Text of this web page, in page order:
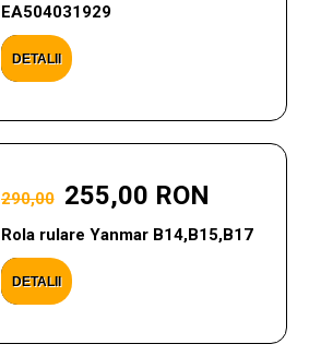
EA504031929
DETALII
290,00 255,00 RON
Rola rulare Yanmar B14,B15,B17
DETALII